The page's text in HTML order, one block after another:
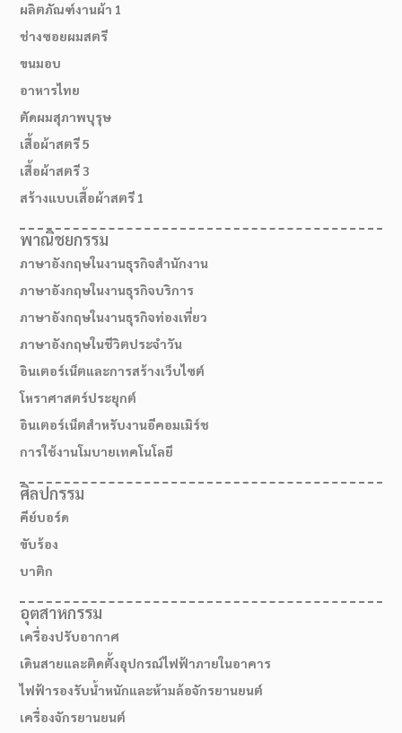
ผลิตภัณฑ์งานผ้า 1
ช่างซอยผมสตรี
ขนมอบ
อาหารไทย
ตัดผมสุภาพบุรุษ
เสื้อผ้าสตรี 5
เสื้อผ้าสตรี 3
สร้างแบบเสื้อผ้าสตรี 1
พาณิชยกรรม
ภาษาอังกฤษในงานธุรกิจสำนักงาน
ภาษาอังกฤษในงานธุรกิจบริการ
ภาษาอังกฤษในงานธุรกิจท่องเที่ยว
ภาษาอังกฤษในชีวิตประจำวัน
อินเตอร์เน็ตและการสร้างเว็บไซต์
โหราศาสตร์ประยุกต์
อินเตอร์เน็ตสำหรับงานอีคอมเมิร์ช
การใช้งานโมบายเทคโนโลยี
ศิลปกรรม
คีย์บอร์ด
ขับร้อง
บาติก
อุตสาหกรรม
เครื่องปรับอากาศ
เดินสายและติดตั้งอุปกรณ์ไฟฟ้าภายในอาคาร
ไฟฟ้ารองรับน้ำหนักและห้ามล้อจักรยานยนต์
เครื่องจักรยานยนต์